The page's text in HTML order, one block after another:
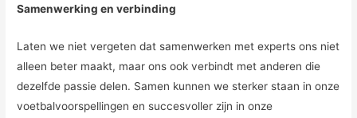
Samenwerking en verbinding
Laten we niet vergeten dat samenwerken met experts ons niet
alleen beter maakt, maar ons ook verbindt met anderen die
dezelfde passie delen. Samen kunnen we sterker staan in onze
voetbalvoorspellingen en succesvoller zijn in onze